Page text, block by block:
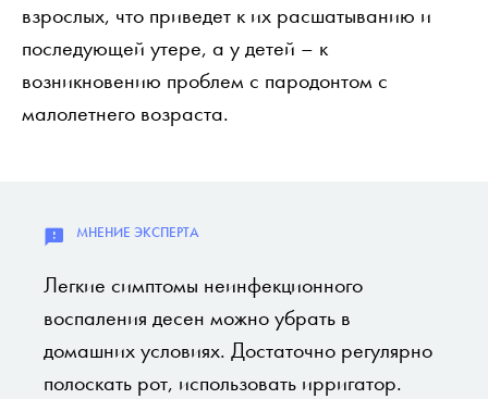
взрослых, что приведет к их расшатыванию и
последующей утере, а у детей – к
возникновению проблем с пародонтом с
малолетнего возраста.
Легкие симптомы неинфекционного
воспаления десен можно убрать в
домашних условиях. Достаточно регулярно
полоскать рот, использовать ирригатор.